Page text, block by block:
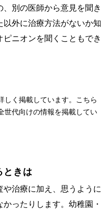
別の医師から意見を聞き
外に治療方法がないか知
ニオンを聞くこともでき
しく掲載しています。こちら
世代向けの情報を掲載してい
ときは
治療に加え、思うように
ったりします。幼稚園・